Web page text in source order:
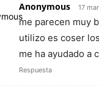
Anonymous 17
me parecen muy
utilizo es coser
me ha ayudado a
Respuesta